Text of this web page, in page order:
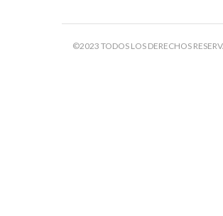
©2023 TODOS LOS DERECHOS